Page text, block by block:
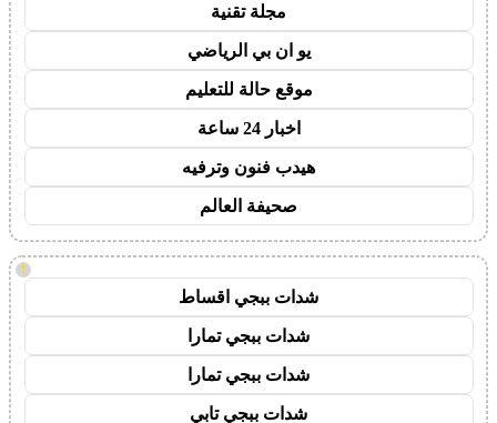
مجلة تقنية
يو ان بي الرياضي
موقع حالة للتعليم
اخبار 24 ساعة
هيدب فنون وترفيه
صحيفة العالم
!
شدات ببجي اقساط
شدات ببجي تمارا
شدات ببجي تمارا
شدات ببجي تابي